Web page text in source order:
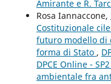
Amirante e R.
Rosa Iannaccone,
Costituzionale
futuro modello di
forma di Stato ,
DPCE Online -
ambientale fra